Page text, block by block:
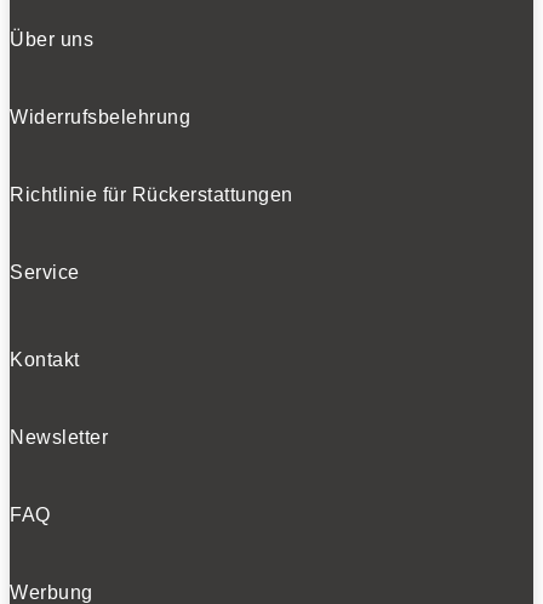
Über uns
Widerrufsbelehrung
Richtlinie für Rückerstattungen
Service
Kontakt
Newsletter
FAQ
Werbung